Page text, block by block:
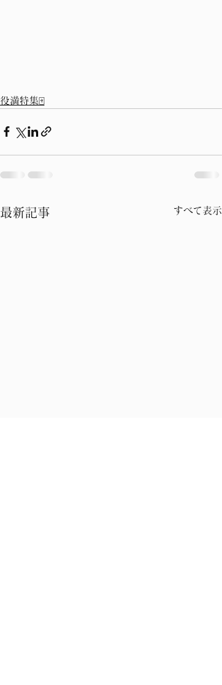
役満特集🀄
最新記事 すべて表示